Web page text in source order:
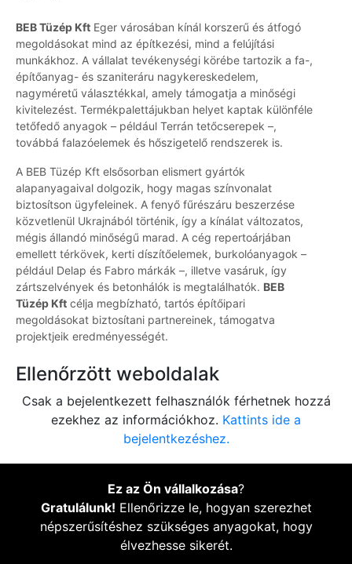
BEB Tüzép Kft Eger városában kínál korszerű és átfogó
megoldásokat mind az építkezési, mind a felújítási
munkákhoz. A vállalat tevékenységi körébe tartozik a fa-,
építőanyag- és szaniteráru nagykereskedelem,
nagyméretű választékkal, amely támogatja a minőségi
kivitelezést. Termékpalettájukban helyet kaptak különféle
tetőfedő anyagok – például Terrán tetőcserepek –,
továbbá falazóelemek és hőszigetelő rendszerek is.
A BEB Tüzép Kft elsősorban elismert gyártók
alapanyagaival dolgozik, hogy magas színvonalat
biztosítson ügyfeleinek. A fenyő fűrészáru beszerzése
közvetlenül Ukrajnából történik, így a kínálat változatos,
mégis állandó minőségű marad. A cég repertoárjában
emellett térkövek, kerti díszítőelemek, burkolóanyagok –
például Delap és Fabro márkák –, illetve vasáruk, így
zártszelvények és betonhálók is megtalálhatók. BEB
Tüzép Kft célja megbízható, tartós építőipari
megoldásokat biztosítani partnereinek, támogatva
projektjeik eredményességét.
Ellenőrzött weboldalak
Csak a bejelentkezett felhasználók férhetnek hozzá
ezekhez az információkhoz. Kattints ide a
bejelentkezéshez.
Ez az Ön vállalkozása?
Gratulálunk! Ellenőrizze le, hogyan szerezhet
népszerűsítéshez szükséges anyagokat, hogy
élvezhesse sikerét.